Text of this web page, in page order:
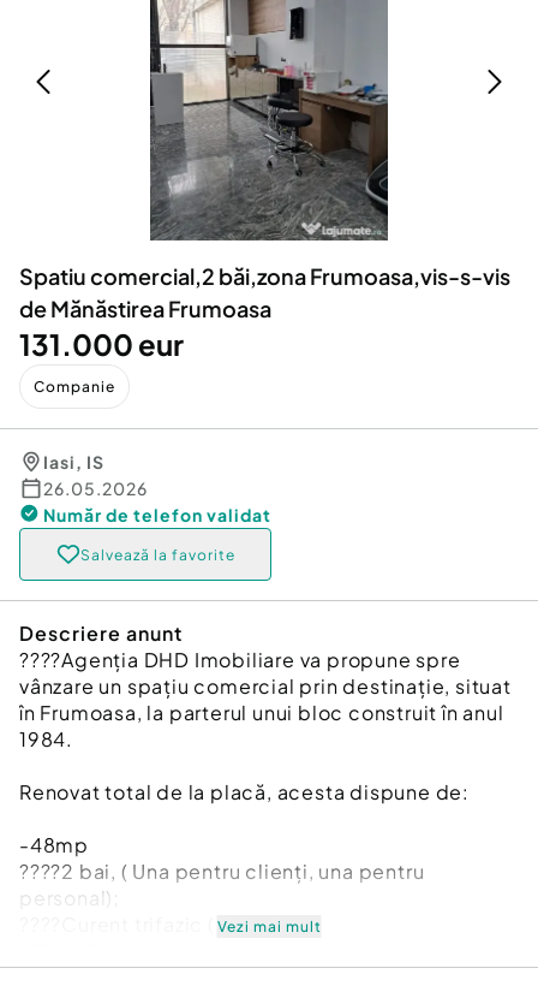
Animale de companie
Afaceri și echipamente profesionale
Inchiriere Bunuri si Vehicule
Utilaje agricole si industriale
Piese auto si accesorii
Dacia Duster
Spatiu comercial,2 băi,zona Frumoasa,vis-s-vis
de Mănăstirea Frumoasa
131.000 eur
Companie
Iasi, IS
26.05.2026
Număr de telefon validat
Salvează la favorite
Descriere anunt
????Agenția DHD Imobiliare va propune spre
vânzare un spațiu comercial prin destinație, situat
în Frumoasa, la parterul unui bloc construit în anul
1984.
Renovat total de la placă, acesta dispune de:
-48mp
????2 bai, ( Una pentru clienți, una pentru
personal);
????Curent trifazic (380 V);
Vezi mai mult